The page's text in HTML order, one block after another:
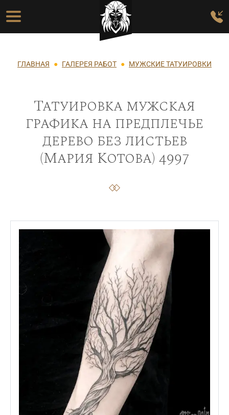
Перейти к основному содержанию
Основная навигация
Строка навигации
ГЛАВНАЯ ГАЛЕРЕЯ РАБОТ МУЖСКИЕ ТАТУИРОВКИ
Татуировка мужская
графика на предплечье
дерево без листьев
(Мария Котова) 4997